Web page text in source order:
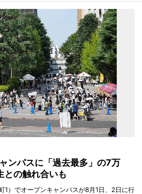
ンパスに「過去最多」の7万
の触れ合いも
1）でオープンキャンパスが8月1日、2日に行